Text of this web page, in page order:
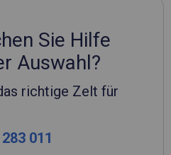
Sie Hilfe
Auswahl?
richtige Zelt für
011